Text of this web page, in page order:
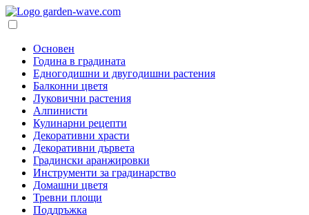
Основен
Година в градината
Едногодишни и двугодишни растения
Балконни цветя
Луковични растения
Алпинисти
Кулинарни рецепти
Декоративни храсти
Декоративни дървета
Градински аранжировки
Инструменти за градинарство
Домашни цветя
Тревни площи
Поддръжка